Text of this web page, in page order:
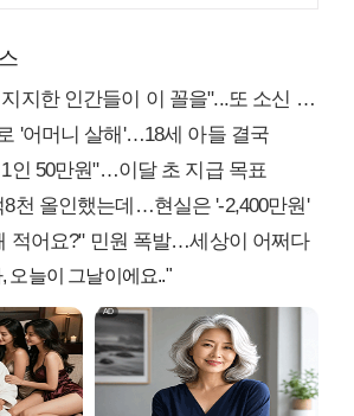
한 인간들이 이 꼴을"...또 소신 발언
'어머니 살해'…18세 아들 결국
인 50만원"…이달 초 지급 목표
8천 올인했는데…현실은 '-2,400만원'
적어요?" 민원 폭발…세상이 어쩌다
오늘이 그날이에요.."